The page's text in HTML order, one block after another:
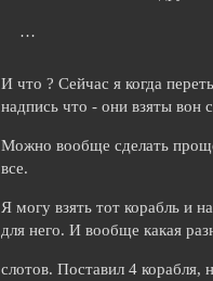
…
И что ? Сейчас я когда
надпись что - они взяты вон
Можно вообще сделать
все.
Я могу взять тот корабль и
для него. И вообще какая
слотов. Поставил 4